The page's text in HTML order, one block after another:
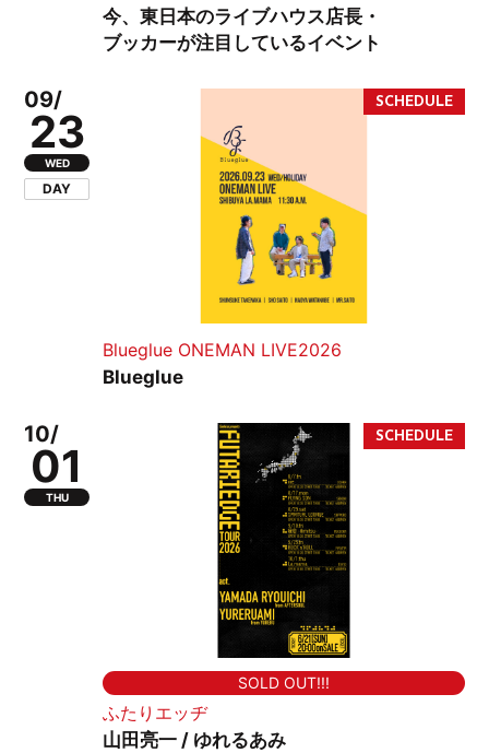
今、東日本のライブハウス店長・
ブッカーが注目しているイベント
09/
23
WED
DAY
Blueglue ONEMAN LIVE2026
Blueglue
10/
01
THU
SOLD OUT!!!
ふたりエッヂ
山田亮一 / ゆれるあみ